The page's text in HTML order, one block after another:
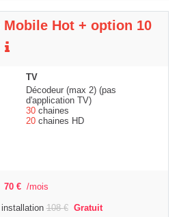
Hot + option 10
TV
Décodeur (max 2) (pas
d'application TV)
30 chaines
20 chaines HD
70 € /mois
108€ Gratuit